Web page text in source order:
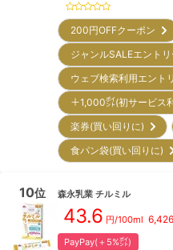
200円OFFクーポン
ジャンルSALEエント
ウェブ検索利用エン
＋1,000㌽(初サービ
楽券(買い回りに)
食パン袋(買い回りに)
10位 森永乳業 チルミル
43.6 円/100ml 6,426
PayPay(＋5%㌽)